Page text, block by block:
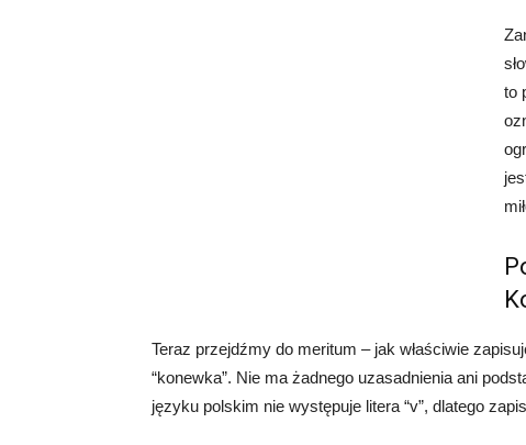
to
Teraz przejdźmy do meritum – jak właściwie
“konewka”. Nie ma żadnego uzasadnienia ani
języku polskim nie występuje litera “v”, dlatego